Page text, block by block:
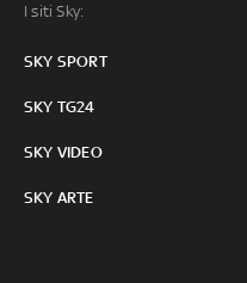
I siti Sky:
SKY SPORT
SKY TG24
SKY VIDEO
SKY ARTE